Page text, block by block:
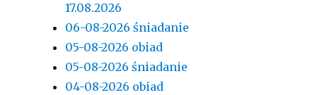
17.08.2026
06-08-2026 śniadanie
05-08-2026 obiad
05-08-2026 śniadanie
04-08-2026 obiad